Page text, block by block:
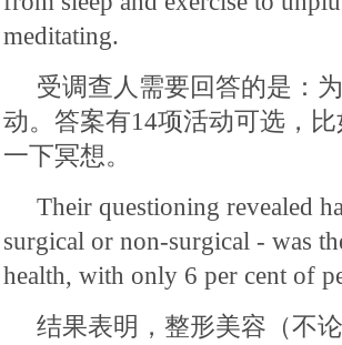
meditating.
受调查人需要回答的是：
动。答案有14项活动可选，
一下冥想。
Their questioning revealed
surgical or non-surgical - was
health, with only 6 per cent of
结果表明，整形美容（不